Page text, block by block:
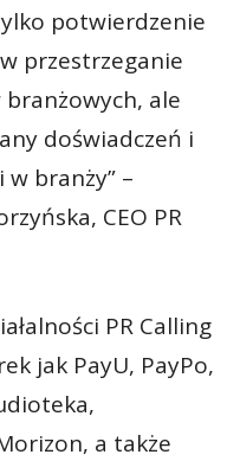
potwierdzenie
przestrzeganie
ale
doświadczeń i
w branży” –
CEO PR
PR Calling
jak PayU, PayPo,
a także